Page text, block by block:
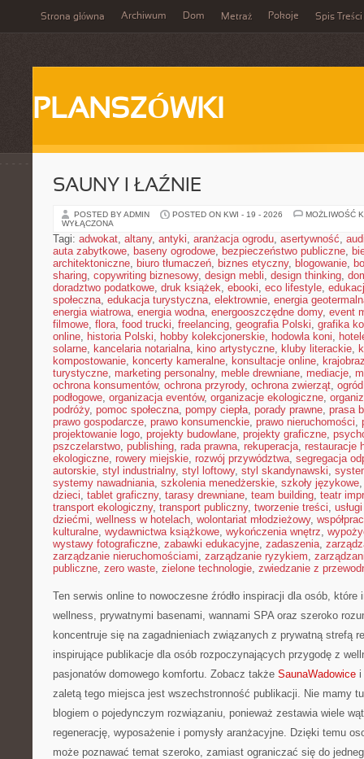
Strona główna Archiwum Dom Metraż Pokoje Spis Treści
PLANSZÓWKI
SAUNY I ŁAŹNIE
POSTED BY ADMIN POSTED ON KWI - 19 - 2026
MOŻLIWOŚĆ
WYŁĄCZONA
Tagi: adwokat, altany, antyki, aranżacja ogrodu, asertywność,
auta zabytkowe, baseny ogrodowe, bezpieczeństwo publiczne,
architektoniczne, biuro tłumaczeń, biznes etyczny, blogowanie,
sharing, copywriting biznesowy, design mebli, design thinking,
doradztwo podatkowe, druk książek, ebooki, eco lifestyle,
społeczna, edukacja turystyczna, elektrownie, energia
energia wiatrowa, energia wodna, energooszczędne domy, event
filmowe, flora, food trucki, freelancing, geografia Polski, grafika
online, historia Polski, hobby kolekcjonerskie, hodowla koni,
solarne, kancelaria notarialna, kino artystyczne, kluby literackie,
kompostowanie, koncerty kameralne, konsultacje online,
turystyczne, marketing personalny, meble drewniane, mediacje,
ochrona konsumentów, ochrona przyrody, ochrona zwierząt,
podłogowe, organizacja eventów, organizacje ekologiczne,
podróży, pomoc społeczna, pompy ciepła, porady prawne, prasa
prawo gospodarcze, prawo konsumenckie, prawo nieruchomości,
projektowanie logo, projekty budowlane, projekty graficzne,
pszczelarstwo, publishing, rada prawna, rekuperacja, restauracje
ekologiczne, rowery miejskie, rozwój przywództwa, segregacja
autorskie, styl industrialny, styl loftowy, styl skandynawski,
systemy nawadniania, szkolenia menedżerskie, szkoły językowe
dzieci, tablet graficzny, tarasy drewniane, team building, teatr
transport ekologiczny, transport publiczny, tworzenie treści,
dziećmi, wellness w hotelach, wolontariat młodzieżowy,
kulturalne, wydawnictwa książkowe, wykończenia wnętrz,
wystawy fotograficzne, zabawki edukacyjne, zadaszenia,
zarządzanie nieruchomościami, zarządzanie ryzykiem,
publiczne, zero waste, zielone technologie, zwiedzanie z
Ten serwis online to nowoczesne źródło inspiracji dla osób, które
wellness, prywatnymi basenami, wannami SPA oraz szeroko
koncentruje się na zagadnieniach związanych z prywatną strefą
inspirujące publikacje dla osób rozpoczynających przygodę z
pasjonatów domowego komfortu. Zobacz także SaunaWadowice i
zaletą tego miejsca jest wszechstronność publikacji. Nie mamy
blogiem o pojedynczym rozwiązaniu, ponieważ zestawia wiele
regenerację, wyposażenie i pomysły aranżacyjne. Dzięki temu
może poznawać temat szeroko, zamiast ograniczać się do